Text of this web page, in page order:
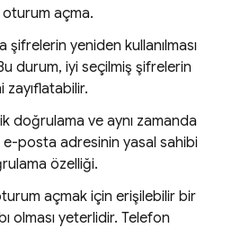
oturum açma.
şifrelerin yeniden kullanılması
durum, iyi seçilmiş şifrelerin
zayıflatabilir.
doğrulama ve aynı zamanda
e-posta adresinin yasal sahibi
özelliği.
oturum açmak için erişilebilir bir
olması yeterlidir. Telefon